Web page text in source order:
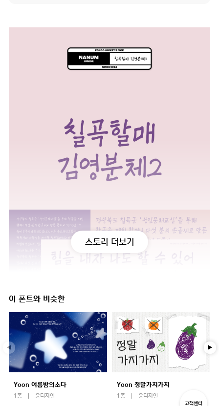
스토리 더보기
이 폰트와 비슷한
Yoon 여름밤의소다
1종 윤디자인
Yoon 정말가지가지
1종 윤디자인
고객센터